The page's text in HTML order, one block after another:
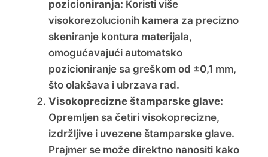
pozicioniranja: Koristi više
visokorezolucionih kamera za precizno
skeniranje kontura materijala,
omogućavajući automatsko
pozicioniranje sa greškom od ±0,1 mm,
što olakšava i ubrzava rad.
Visokoprecizne štamparske glave:
Opremljen sa četiri visokoprecizne,
izdržljive i uvezene štamparske glave.
Prajmer se može direktno nanositi kako